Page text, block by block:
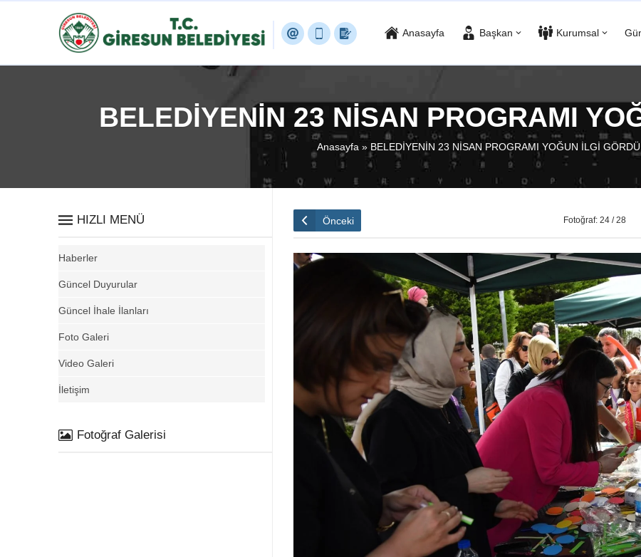
Anasayfa Başkan Kurumsal
BELEDİYENİN 23 NİSAN PROGRAMI
Anasayfa » BELEDİYENİN 23 NİSAN PROGRAMI YOĞUN İLGİ GÖRDÜ
Önceki Fotoğraf: 24 / 28
HIZLI MENÜ
Haberler
Güncel Duyurular
Güncel İhale İlanları
Foto Galeri
Video Galeri
İletişim
Fotoğraf Galerisi